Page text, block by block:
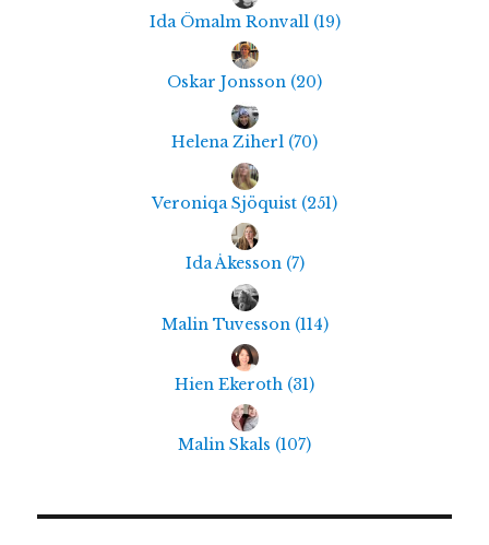
Ida Ömalm Ronvall (19)
Oskar Jonsson (20)
Helena Ziherl (70)
Veroniqa Sjöquist (251)
Ida Åkesson (7)
Malin Tuvesson (114)
Hien Ekeroth (31)
Malin Skals (107)